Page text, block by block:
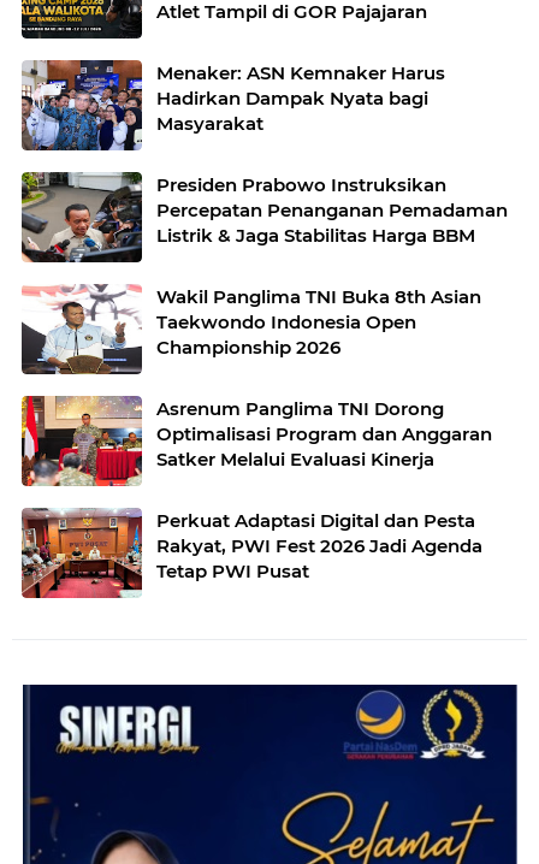
Atlet Tampil di GOR Pajajaran
Menaker: ASN Kemnaker Harus
Hadirkan Dampak Nyata bagi
Masyarakat
Presiden Prabowo Instruksikan
Percepatan Penanganan Pemadaman
Listrik & Jaga Stabilitas Harga BBM
Wakil Panglima TNI Buka 8th Asian
Taekwondo Indonesia Open
Championship 2026
Asrenum Panglima TNI Dorong
Optimalisasi Program dan Anggaran
Satker Melalui Evaluasi Kinerja
Perkuat Adaptasi Digital dan Pesta
Rakyat, PWI Fest 2026 Jadi Agenda
Tetap PWI Pusat